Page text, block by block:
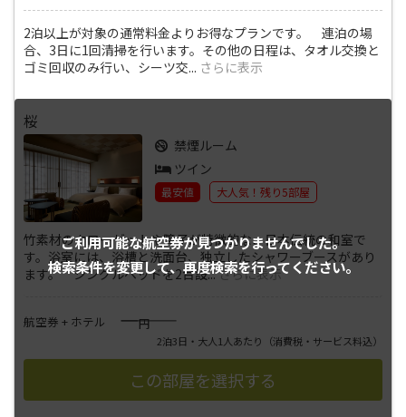
2泊以上が対象の通常料金よりお得なプランです。 連泊の場
合、3日に1回清掃を行います。その他の日程は、タオル交換と
ゴミ回収のみ行い、シーツ交... さらに表示
ご利用可能な航空券が見つかりませんでした。
検索条件を変更して、再度検索を行ってください。
桜
禁煙ルーム
ツイン
最安値 大人気！残り5部屋
竹素材のクローゼットや障子が特徴的な、日本伝統の和室で
す。浴室には、浴槽と洗面台、独立したシャワーブースがあり
ます。 シングルベッドを2台設...さらに表示
航空券 + ホテル ――――円
2泊3日・大人1人あたり （消費税・サービス料込）